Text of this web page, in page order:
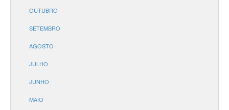
OUTUBRO
SETEMBRO
AGOSTO
JULHO
JUNHO
MAIO